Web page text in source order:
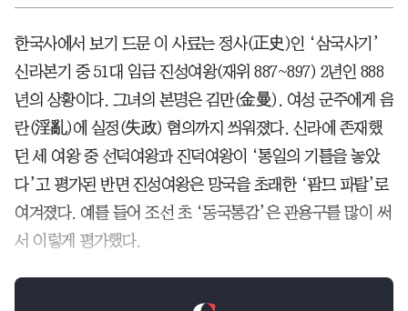
한국사에서 보기 드문 이 사료는 정사(正史)인 ‘삼국사기’
신라본기 중 51대 임금 진성여왕(재위 887~897) 2년인 888
년의 상황이다. 그녀의 본명은 김만(金曼). 여성 군주에게 음
란(淫亂)에 실정(失政) 혐의까지 씌워졌다. 신라에 존재했
던 세 여왕 중 선덕여왕과 진덕여왕이 ‘통일의 기틀을 놓았
다’고 평가된 반면 진성여왕은 망국을 초래한 ‘팜므 파탈’로
여겨졌다. 예를 들어 조선 초 ‘동국통감’은 관용구를 많이 써
서 이렇게 평가했다.